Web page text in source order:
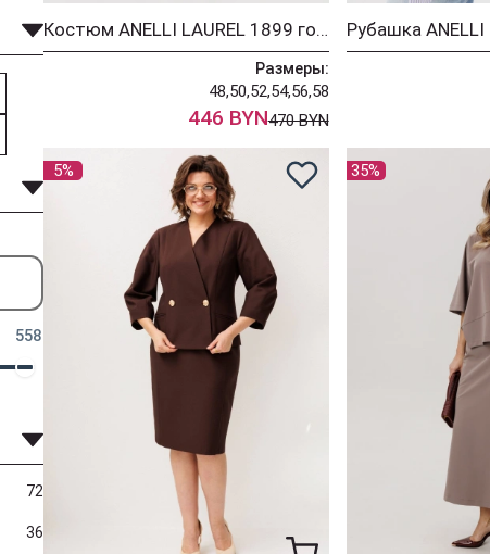
558
72
36
Костюм ANELLI LAUREL 1899 голубые прелести
Размеры:
48,50,52,54,56,58
446 BYN470 BYN
5% 35%